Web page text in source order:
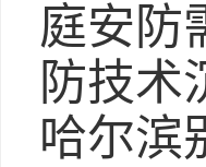
庭安防
防技术
哈尔滨